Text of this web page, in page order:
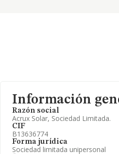
Información
Razón social
Acrux Solar, Sociedad Limitada.
CIF
B13636774
Forma jurídica
Sociedad limitada unipersonal